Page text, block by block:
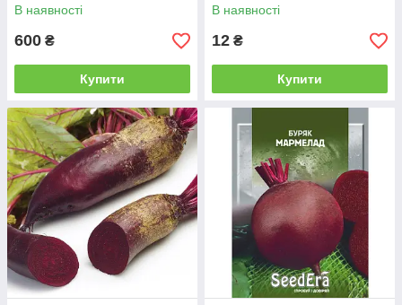
В наявності
600 ₴
Купити
В наявності
12 ₴
Купити